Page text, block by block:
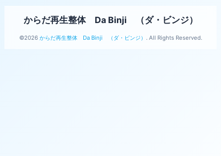
からだ再生整体 Da Binji （ダ・ビンジ）
©2026 からだ再生整体 Da Binji （ダ・ビンジ） . All Rights Reserved.